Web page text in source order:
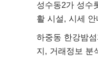
성수동2가 성수
활 시설, 시세 안
하중동 한강밤
지, 거래정보 분